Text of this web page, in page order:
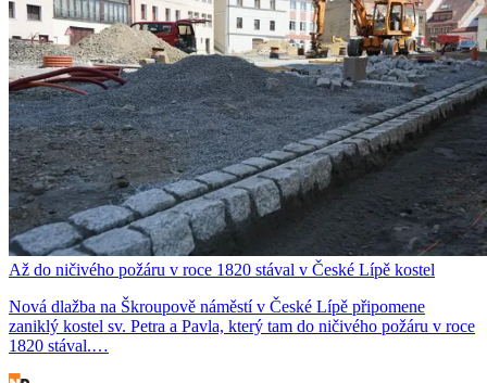
Až do ničivého požáru v roce 1820 stával v České Lípě kostel
Nová dlažba na Škroupově náměstí v České Lípě připomene
zaniklý kostel sv. Petra a Pavla, který tam do ničivého požáru v roce
1820 stával.…